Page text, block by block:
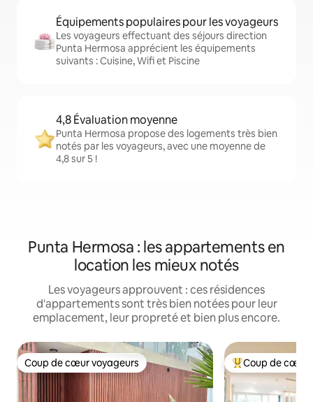
Équipements populaires pour les voyageurs
Les voyageurs effectuant des séjours direction
Punta Hermosa apprécient les équipements
suivants : Cuisine, Wifi et Piscine
4,8 Évaluation moyenne
Punta Hermosa propose des logements très bien
notés par les voyageurs, avec une moyenne de
4,8 sur 5 !
Punta Hermosa : les appartements en
location les mieux notés
Les voyageurs approuvent : ces résidences
d'appartements sont très bien notées pour leur
emplacement, leur propreté et bien plus encore.
Coup de cœur voyageurs
Coup de cœur voyageurs Coups de cœur
Coup de cœur